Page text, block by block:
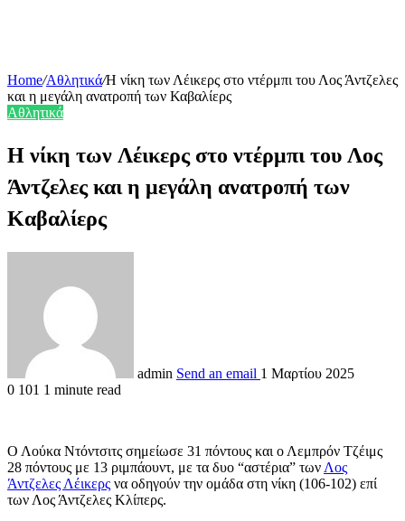
Home/Αθλητικά/Η νίκη των Λέικερς στο ντέρμπι του Λος Άντζελες
και η μεγάλη ανατροπή των Καβαλίερς
Αθλητικά
Η νίκη των Λέικερς στο ντέρμπι του Λος
Άντζελες και η μεγάλη ανατροπή των
Καβαλίερς
admin Send an email 1 Μαρτίου 2025
0 101 1 minute read
Ο Λούκα Ντόντσιτς σημείωσε 31 πόντους και ο Λεμπρόν Τζέιμς
28 πόντους με 13 ριμπάουντ, με τα δυο “αστέρια” των Λος
Άντζελες Λέικερς να οδηγούν την ομάδα στη νίκη (106-102) επί
των Λος Άντζελες Κλίπερς.